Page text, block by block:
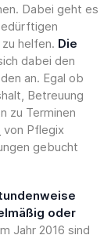
Dabei geht es
helfen. Die
dabei den
an. Egal ob
Betreuung
zu Terminen
von Pflegix
gebucht
oder
Jahr 2016 sind